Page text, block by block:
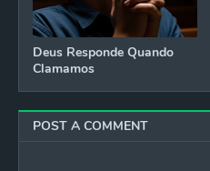
Deus Responde Quando
Clamamos
POST A COMMENT